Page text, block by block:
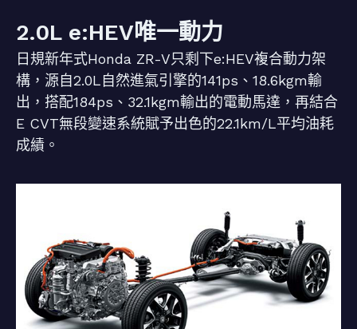
2.0L e:HEV唯一動力
日規新年式Honda ZR-V只剩下e:HEV複合動力架
構，源自2.0L自然進氣引擎的141ps、18.6kgm輸
出，搭配184ps、32.1kgm輸出的電動馬達，再結合
E CVT無段變速系統賦予出色的22.1km/L平均油耗
成績。